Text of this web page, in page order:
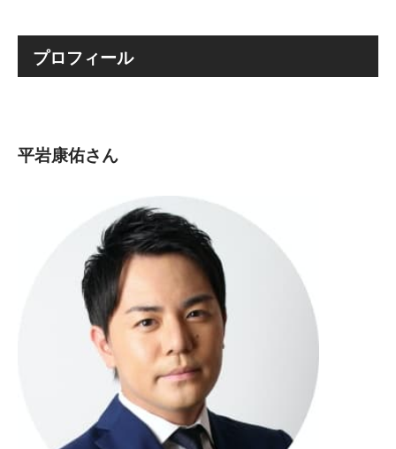
プロフィール
平岩康佑さん